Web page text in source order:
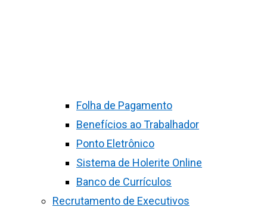
Folha de Pagamento
Benefícios ao Trabalhador
Ponto Eletrônico
Sistema de Holerite Online
Banco de Currículos
Recrutamento de Executivos